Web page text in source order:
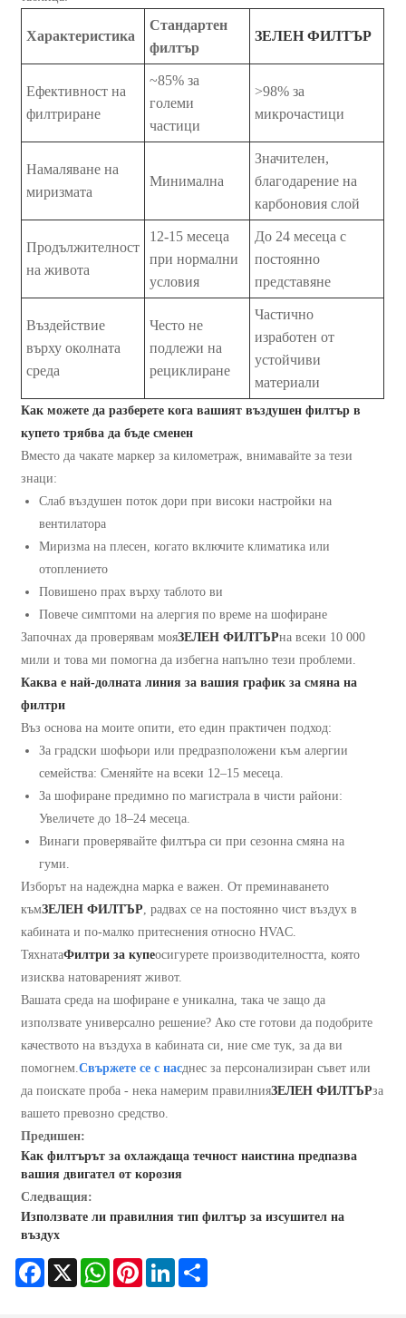
Характеристика
Стандартен
филтър
ЗЕЛЕН ФИЛТЪР
Ефективност на
филтриране
~85% за
големи
частици
>98% за
микрочастици
Намаляване на
миризмата
Минимална
Значителен,
благодарение на
карбоновия слой
Продължителност
на живота
12-15 месеца
при нормални
условия
До 24 месеца с
постоянно
представяне
Въздействие
върху околната
среда
Често не
подлежи на
рециклиране
Частично
изработен от
устойчиви
материали
Как можете да разберете кога вашият въздушен филтър в
купето трябва да бъде сменен
Вместо да чакате маркер за километраж, внимавайте за тези
знаци:
Слаб въздушен поток дори при високи настройки на
вентилатора
Миризма на плесен, когато включите климатика или
отоплението
Повишено прах върху таблото ви
Повече симптоми на алергия по време на шофиране
Започнах да проверявам мояЗЕЛЕН ФИЛТЪРна всеки 10 000
мили и това ми помогна да избегна напълно тези проблеми.
Каква е най-долната линия за вашия график за смяна на
филтри
Въз основа на моите опити, ето един практичен подход:
За градски шофьори или предразположени към алергии
семейства: Сменяйте на всеки 12–15 месеца.
За шофиране предимно по магистрала в чисти райони:
Увеличете до 18–24 месеца.
Винаги проверявайте филтъра си при сезонна смяна на
гуми.
Изборът на надеждна марка е важен. От преминаването
къмЗЕЛЕН ФИЛТЪР, радвах се на постоянно чист въздух в
кабината и по-малко притеснения относно HVAC.
ТяхнатаФилтри за купеосигурете производителността, която
изисква натовареният живот.
Вашата среда на шофиране е уникална, така че защо да
използвате универсално решение? Ако сте готови да подобрите
качеството на въздуха в кабината си, ние сме тук, за да ви
помогнем.Свържете се с насднес за персонализиран съвет или
да поискате проба - нека намерим правилнияЗЕЛЕН ФИЛТЪРза
вашето превозно средство.
Предишен:
Как филтърът за охлаждаща течност наистина предпазва
вашия двигател от корозия
Следващия:
Използвате ли правилния тип филтър за изсушител на
въздух
Facebook
X WhatsAppPinterestLinkedIn